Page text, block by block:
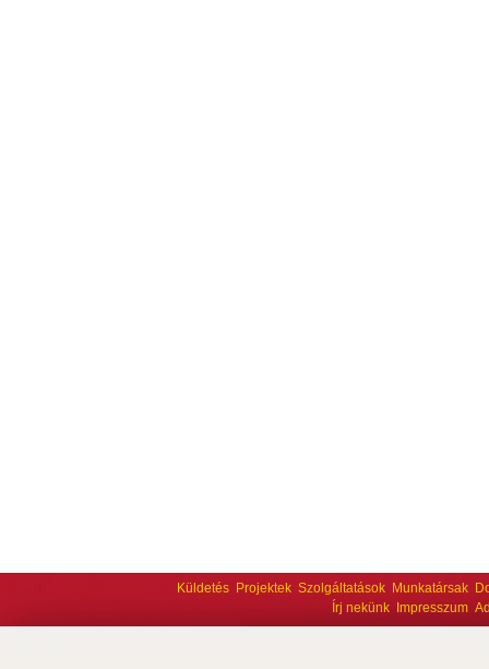
Küldetés Projektek Szolgáltatások Munkatársak
Írj nekünk
Impresszum